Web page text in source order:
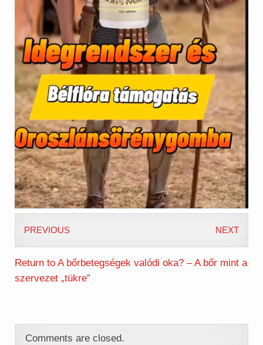
PREVIOUS NEXT
Return to A bőrbetegségek valódi oka? – A bőr mint a
szervezet „tükre”
Comments are closed.